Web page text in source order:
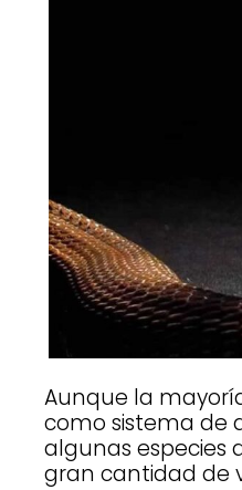
Aunque la
como sistema de
algunas especies
gran cantidad de